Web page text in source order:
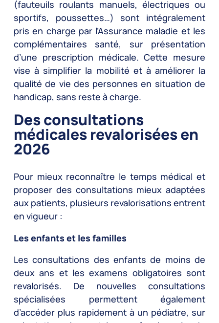
(fauteuils roulants manuels, électriques ou
sportifs, poussettes…) sont intégralement
pris en charge par l’Assurance maladie et les
complémentaires santé, sur présentation
d’une prescription médicale. Cette mesure
vise à simplifier la mobilité et à améliorer la
qualité de vie des personnes en situation de
handicap, sans reste à charge.
Des consultations
médicales revalorisées en
2026
Pour mieux reconnaître le temps médical et
proposer des consultations mieux adaptées
aux patients, plusieurs revalorisations entrent
en vigueur :
Les enfants et les familles
Les consultations des enfants de moins de
deux ans et les examens obligatoires sont
revalorisés. De nouvelles consultations
spécialisées permettent également
d’accéder plus rapidement à un pédiatre, sur